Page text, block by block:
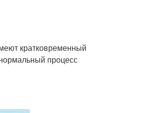
кратковременный
процесс